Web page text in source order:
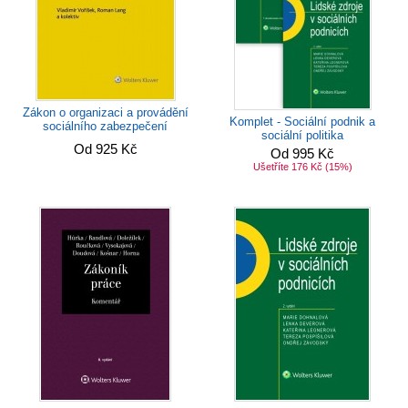
Zákon o organizaci a provádění
sociálního zabezpečení
Od 925 Kč
Komplet - Sociální podnik a
sociální politika
Od 995 Kč
Ušetříte 176 Kč (15%)